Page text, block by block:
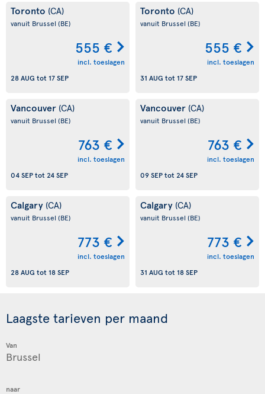
Toronto (CA)
vanuit Brussel (BE)
555 €
incl. toeslagen
28 AUG tot 17 SEP
Toronto (CA)
vanuit Brussel (BE)
555 €
incl. toeslagen
31 AUG tot 17 SEP
Vancouver (CA)
vanuit Brussel (BE)
763 €
incl. toeslagen
04 SEPtot 24 SEP
Vancouver (CA)
vanuit Brussel (BE)
763 €
incl. toeslagen
09 SEPtot 24 SEP
Calgary (CA)
vanuit Brussel (BE)
773 €
incl. toeslagen
28 AUG tot 18 SEP
Calgary (CA)
vanuit Brussel (BE)
773 €
incl. toeslagen
31 AUG tot 18 SEP
Laagste tarieven per maand
Van
naar